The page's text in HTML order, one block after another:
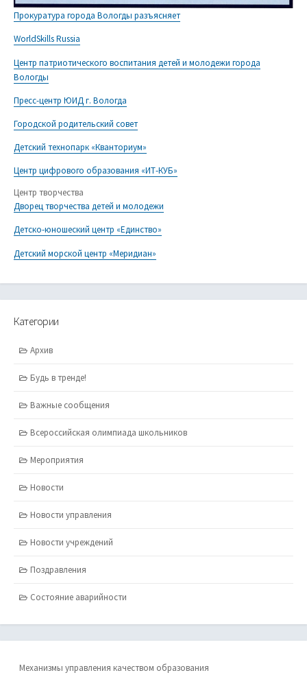
Прокуратура города Вологды разъясняет
WorldSkills Russia
Центр патриотического воспитания детей и молодежи города
Вологды
Пресс-центр ЮИД г. Вологда
Городской родительский совет
Детский технопарк «Кванториум»
Центр цифрового образования «ИТ-КУБ»
Центр творчества
Дворец творчества детей и молодежи
Детско-юношеский центр «Единство»
Детский морской центр «Меридиан»
Категории
Архив
Будь в тренде!
Важные сообщения
Всероссийская олимпиада школьников
Мероприятия
Новости
Новости управления
Новости учреждений
Поздравления
Состояние аварийности
Механизмы управления качеством образования